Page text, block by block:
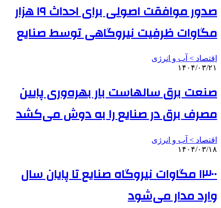
صدور موافقت اصولی برای احداث ۱۹ هزار
مگاوات ظرفیت نیروگاهی توسط صنایع
اقتصاد > آب و انرژی
۱۴۰۴/۰۳/۲۱
صنعت برق سالهاست بار بهره‌وری پایین
مصرف برق در صنایع را به دوش می‌کشد
اقتصاد > آب و انرژی
۱۴۰۴/۰۳/۱۸
۱۳۰۰ مگاوات نیروگاه صنایع تا پایان سال
وارد مدار می‌شود